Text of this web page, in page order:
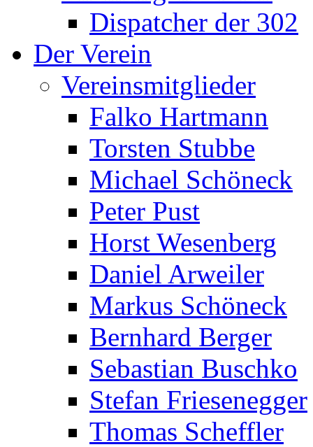
Dispatcher der 302
Der Verein
Vereinsmitglieder
Falko Hartmann
Torsten Stubbe
Michael Schöneck
Peter Pust
Horst Wesenberg
Daniel Arweiler
Markus Schöneck
Bernhard Berger
Sebastian Buschko
Stefan Friesenegger
Thomas Scheffler